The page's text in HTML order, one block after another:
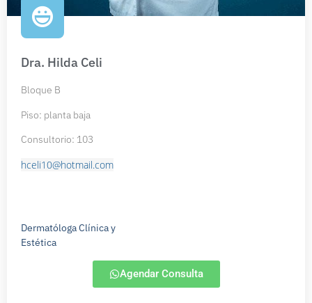
Dra. Hilda Celi
Bloque B
Piso: planta baja
Consultorio: 103
hceli10@hotmail.com
Dermatóloga Clínica y
Estética
Agendar Consulta